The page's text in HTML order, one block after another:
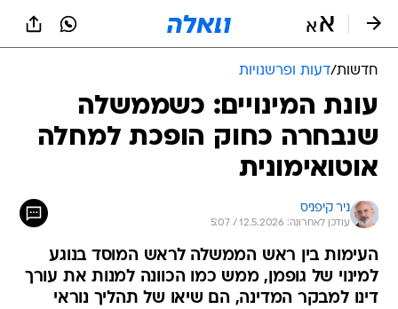
חדשות/דעות ופרשנויות
עונת המינויים: כשממשלה
שנבחרה כחוק הופכת למחלה
אוטואימונית
ניר קיפניס
עודכן לאחרונה: 12.5.2026 / 5:07
העימות בין ראש הממשלה לראש המוסד בנוגע
למינוי של גופמן, ממש כמו הכוונה למנות את עורך
דינו למבקר המדינה, הם שיאו של תהליך נוראי